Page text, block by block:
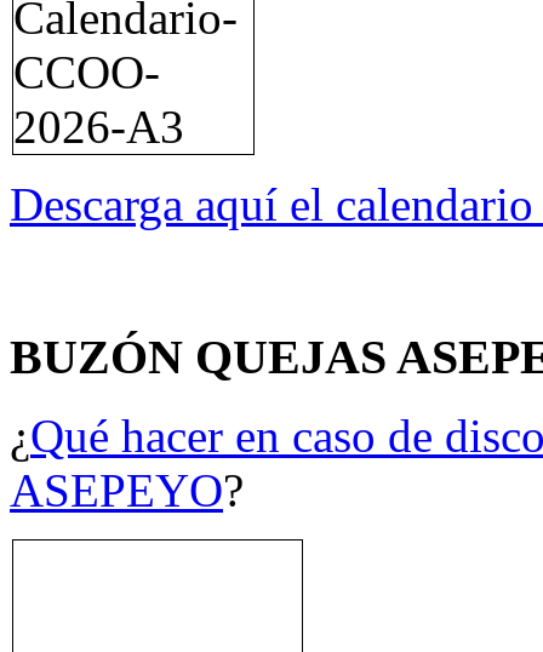
Descarga aquí el
BUZÓN QUEJAS
¿Qué hacer en caso de
ASEPEYO?